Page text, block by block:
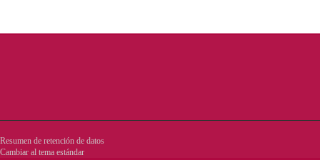
Resumen de retención de datos
Cambiar al tema estándar